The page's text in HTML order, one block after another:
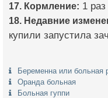
17. Кормление: 1
18. Недавние
купили запустила
Беременна или больная
Оранда больная
Больная гуппи